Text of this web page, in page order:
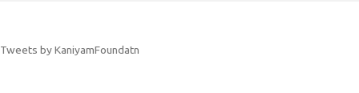
Tweets by KaniyamFoundatn